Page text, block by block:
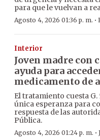
para que le vuelvan a
Agosto 4, 2026 01:36 p. m. ·
Interior
Joven madre con
ayuda para
medicamento de
El tratamiento cuesta
única esperanza para
respuesta de las
Pública.
Agosto 4, 2026 01:24 p. m. ·